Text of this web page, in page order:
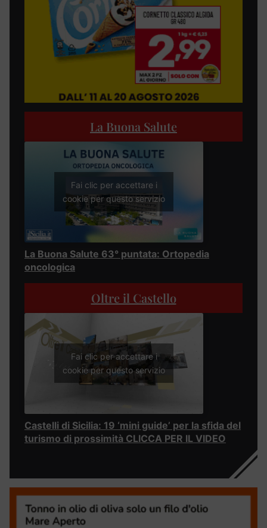
La Buona Salute
Fai clic per accettare i
cookie per questo servizio
La Buona Salute 63° puntata: Ortopedia
oncologica
Oltre il Castello
Fai clic per accettare i
cookie per questo servizio
Castelli di Sicilia: 19 ‘mini guide’ per la sfida del
turismo di prossimità CLICCA PER IL VIDEO